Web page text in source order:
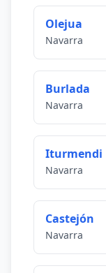
Olejua
Navarra
Burlada
Navarra
Iturmendi
Navarra
Castejón
Navarra